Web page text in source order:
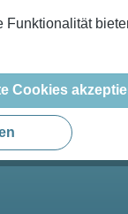
Cookies